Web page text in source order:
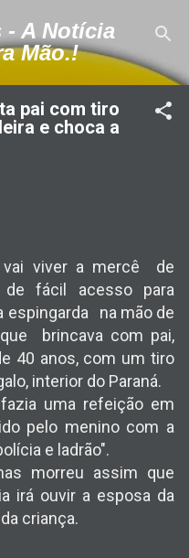
principal
- A Notícia
Mão.!
pai com tiro
e choca a
vai viver a mercê de
fácil acesso para
espingarda na mão de
brincava com pai,
40 anos, com um tiro
interior do Paraná.
uma refeição em
pelo menino com a
e ladrão".
morreu assim que
irá ouvir a esposa da
criança.